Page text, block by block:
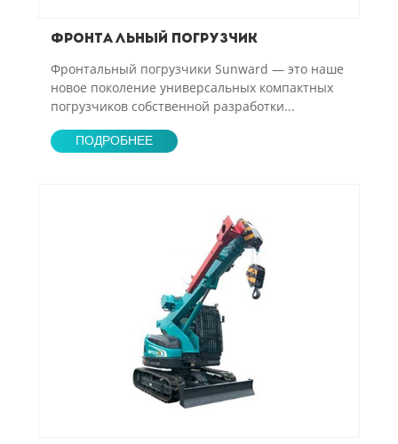
Фронтальный погрузчик
Фронтальный погрузчики Sunward — это наше
новое поколение универсальных компактных
погрузчиков собственной разработки...
ПОДРОБНЕЕ